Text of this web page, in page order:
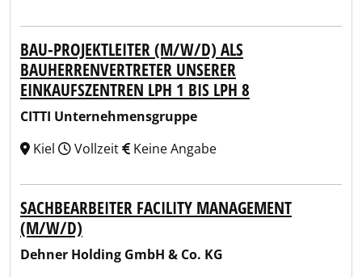
BAU-PROJEKTLEITER (M/W/D) ALS
BAUHERRENVERTRETER UNSERER
EINKAUFSZENTREN LPH 1 BIS LPH 8
CITTI Unternehmensgruppe
Kiel
Vollzeit Keine Angabe
SACHBEARBEITER FACILITY MANAGEMENT
(M/W/D)
Dehner Holding GmbH & Co. KG